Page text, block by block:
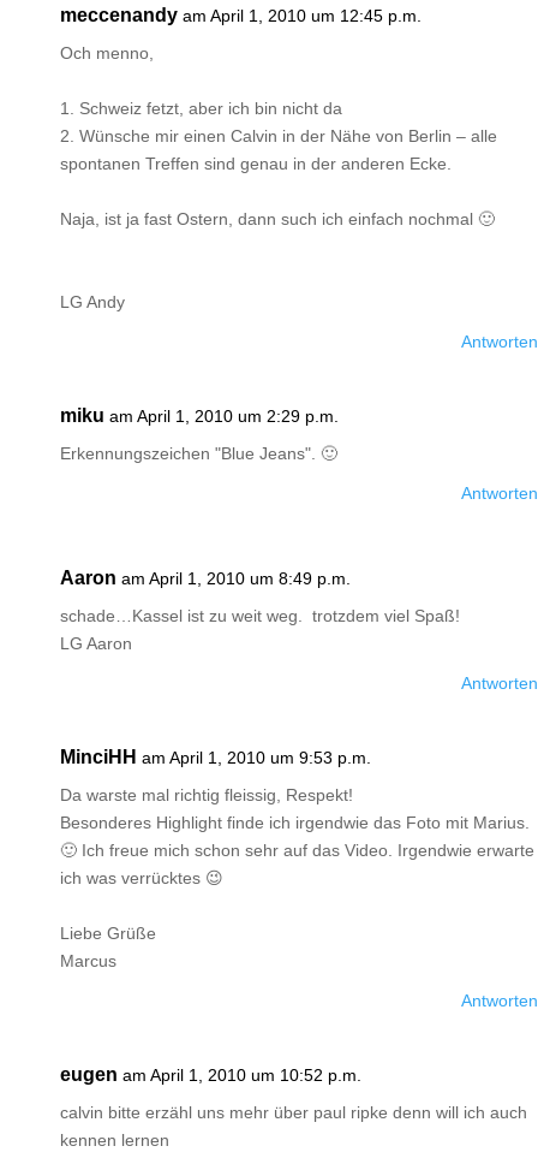
meccenandy am April 1, 2010 um 12:45 p.m.
Och menno,
1. Schweiz fetzt, aber ich bin nicht da
2. Wünsche mir einen Calvin in der Nähe von Berlin – alle
spontanen Treffen sind genau in der anderen Ecke.
Naja, ist ja fast Ostern, dann such ich einfach nochmal 🙂
LG Andy
Antworten
miku am April 1, 2010 um 2:29 p.m.
Erkennungszeichen "Blue Jeans". 🙂
Antworten
Aaron am April 1, 2010 um 8:49 p.m.
schade…Kassel ist zu weit weg. trotzdem viel Spaß!
LG Aaron
Antworten
MinciHH am April 1, 2010 um 9:53 p.m.
Da warste mal richtig fleissig, Respekt!
Besonderes Highlight finde ich irgendwie das Foto mit Marius.
🙂 Ich freue mich schon sehr auf das Video. Irgendwie erwarte
ich was verrücktes 😉
Liebe Grüße
Marcus
Antworten
eugen am April 1, 2010 um 10:52 p.m.
calvin bitte erzähl uns mehr über paul ripke denn will ich auch
kennen lernen